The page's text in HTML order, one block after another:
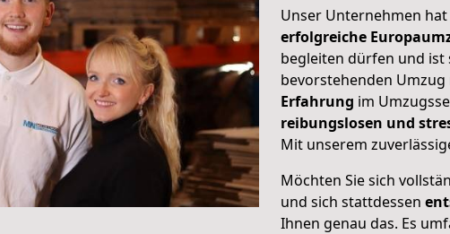
Unser Unternehmen
erfolgreiche
begleiten dürfen und
bevorstehenden
Erfahrung im
reibungslosen und
Mit unserem
Möchten Sie sich
und sich stattdessen
Ihnen genau das. Es